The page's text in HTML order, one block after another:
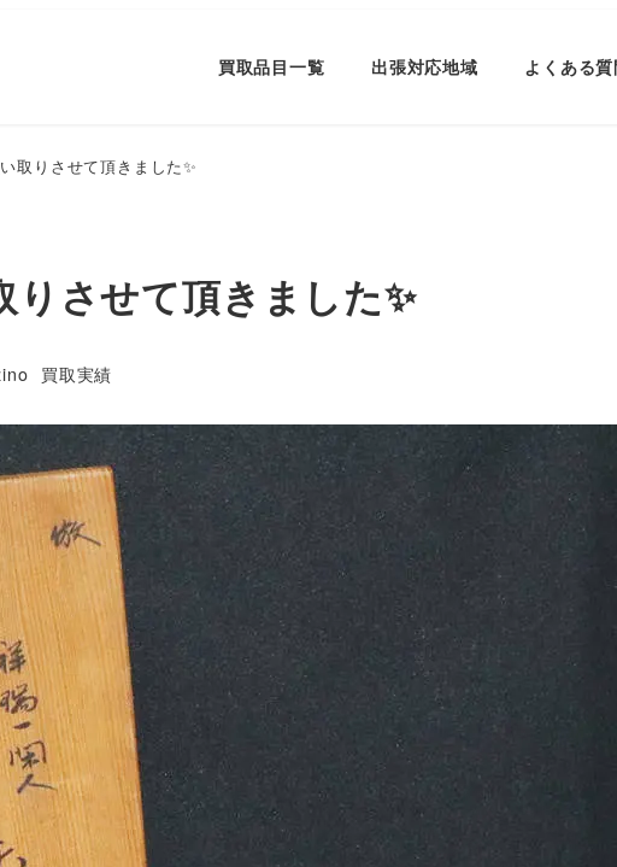
買取品目一覧 出張対応地域 よくある質
取りさせて頂きました✨
させて頂きました✨
カテゴリー
買取実績